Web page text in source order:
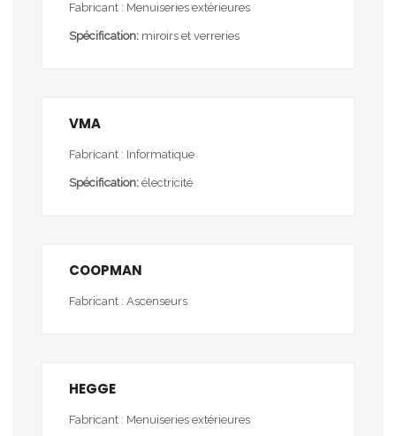
Fabricant : Menuiseries extérieures
Spécification: miroirs et verreries
VMA
Fabricant : Informatique
Spécification: électricité
COOPMAN
Fabricant : Ascenseurs
HEGGE
Fabricant : Menuiseries extérieures